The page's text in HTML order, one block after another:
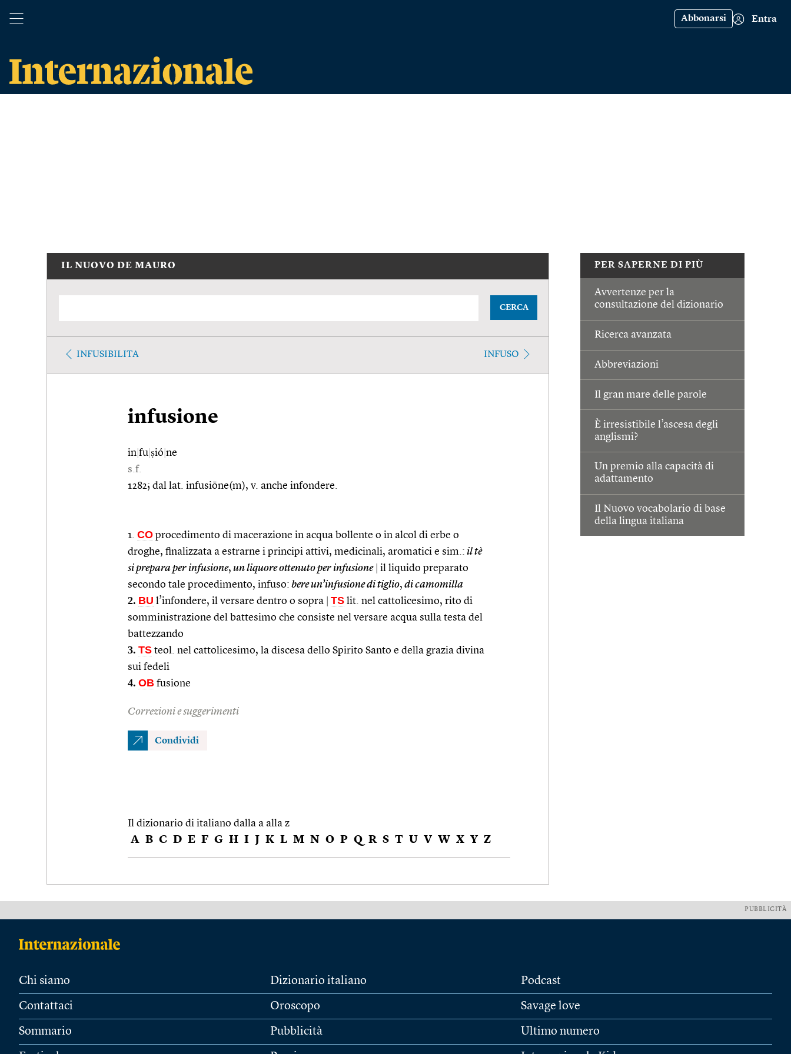
Abbonarsi Entra
PER SAPERNE DI PIÙ
Avvertenze per la
consultazione del dizionario
Ricerca avanzata
Abbreviazioni
Il gran mare delle parole
È irresistibile l’ascesa degli
anglismi?
Un premio alla capacità di
adattamento
Il Nuovo vocabolario di base
della lingua italiana
IL NUOVO DE MAURO
CERCA
INFUSIBILITA INFUSO
infusione
in fu ṣió ne
s.f.
1282; dal lat. infusiōne(m), v. anche infondere.
1. CO procedimento di macerazione in acqua bollente o in alcol di erbe o
droghe, finalizzata a estrarne i principi attivi, medicinali, aromatici e sim.: il tè
si prepara per infusione, un liquore ottenuto per infusione
il liquido preparato
secondo tale procedimento, infuso: bere un’infusione di tiglio, di camomilla
2. BU l’infondere, il versare dentro o sopra TS lit. nel cattolicesimo, rito di
somministrazione del battesimo che consiste nel versare acqua sulla testa del
battezzando
3. TS teol. nel cattolicesimo, la discesa dello Spirito Santo e della grazia divina
sui fedeli
4. OB fusione
Correzioni e suggerimenti
Condividi
Il dizionario di italiano dalla a alla z
A B C D E F G H I J K L M N O P Q R S T U V W X Y Z
PUBBLICITÀ
Chi siamo
Contattaci
Sommario
Dizionario italiano
Oroscopo
Pubblicità
Podcast
Savage love
Ultimo numero